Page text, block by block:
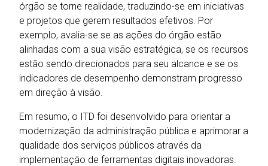
órgão se torne realidade, traduzindo-se em iniciativas
e projetos que gerem resultados efetivos. Por
exemplo, avalia-se se as ações do órgão estão
alinhadas com a sua visão estratégica, se os recursos
estão sendo direcionados para seu alcance e se os
indicadores de desempenho demonstram progresso
em direção à visão.
Em resumo, o ITD foi desenvolvido para orientar a
modernização da administração pública e aprimorar a
qualidade dos serviços públicos através da
implementação de ferramentas digitais inovadoras.